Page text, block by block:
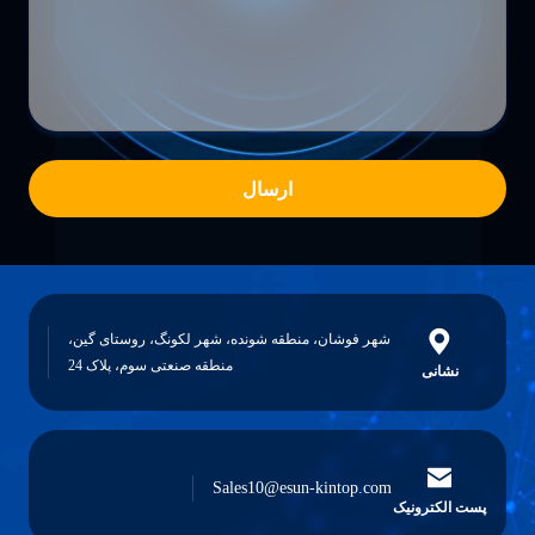
ارسال
نشانی
شهر فوشان، منطقه شونده، شهر لکونگ، روستای گین،
منطقه صنعتی سوم، پلاک 24
پست الکترونیک
Sales10@esun-kintop.com